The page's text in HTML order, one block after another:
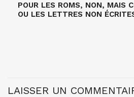
POUR LES ROMS, NON, MAIS
OU LES LETTRES NON
LAISSER UN